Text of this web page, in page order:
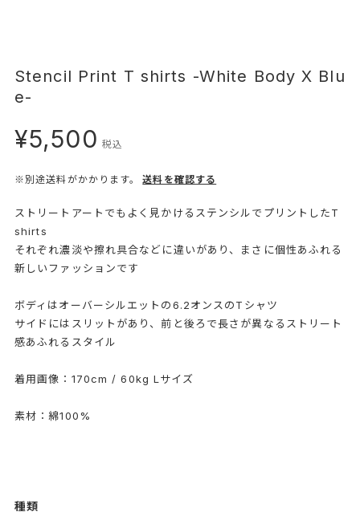
Stencil Print T shirts -White Body X Blu
e-
¥5,500 税込
※別途送料がかかります。 送料を確認する
ストリートアートでもよく見かけるステンシルでプリントしたT
shirts
それぞれ濃淡や擦れ具合などに違いがあり、まさに個性あふれる
新しいファッションです
ボディはオーバーシルエットの6.2オンスのTシャツ
サイドにはスリットがあり、前と後ろで長さが異なるストリート
感あふれるスタイル
着用画像：170cm / 60kg Lサイズ
素材：綿100%
種類